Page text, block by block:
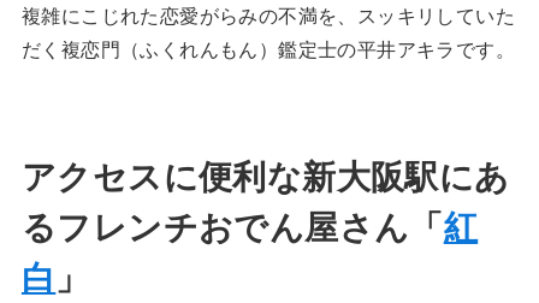
複雑にこじれた恋愛がらみの不満を、スッキリしていた
だく複恋門（ふくれんもん）鑑定士の平井アキラです。
アクセスに便利な新大阪駅にあ
るフレンチおでん屋さん「紅
白」